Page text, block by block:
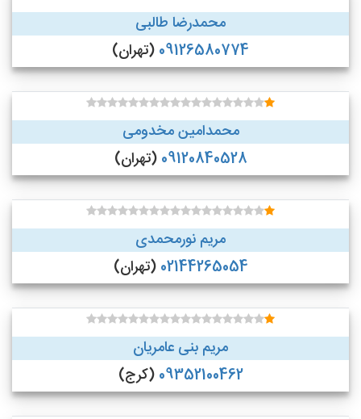
محمدرضا طالبی
09126580774 (تهران)
محمدامین مخدومی
09120840528 (تهران)
مریم نورمحمدی
02144265054 (تهران)
مریم بنی عامریان
09352100462 (کرج)